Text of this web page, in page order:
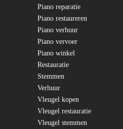
Piano reparatie
Piano restaureren
Piano verhuur
Piano vervoer
Piano winkel
Restauratie
Stemmen
Verhuur
Vleugel kopen
Vleugel restauratie
Vleugel stemmen